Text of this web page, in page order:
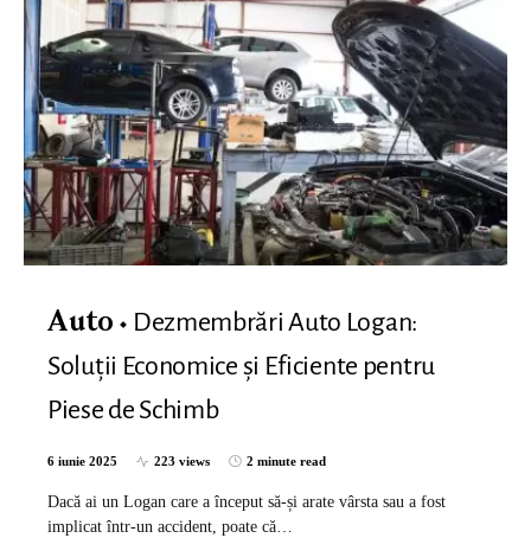
Auto
Dezmembrări Auto Logan:
Soluții Economice și Eficiente pentru
Piese de Schimb
6 iunie 2025 223 views 2 minute read
Dacă ai un Logan care a început să-și arate vârsta sau a fost
implicat într-un accident, poate că…